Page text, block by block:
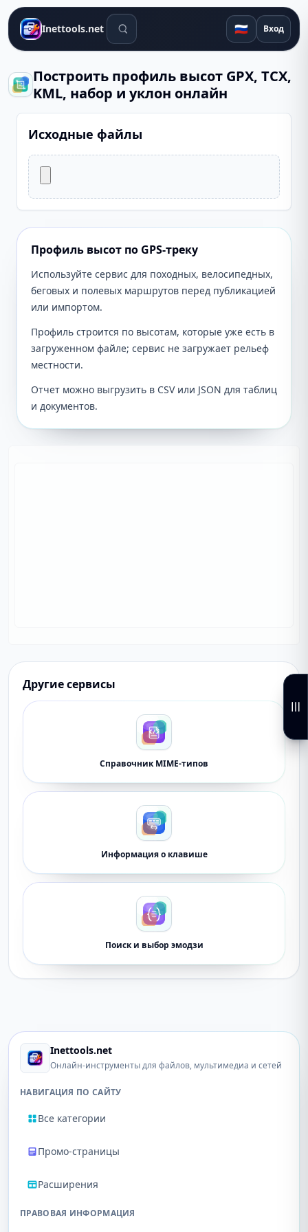
Inettools.net Поиск инструментов 🇷🇺 Вход
Построить профиль высот GPX, TCX,
KML, набор и уклон онлайн
Исходные файлы
Профиль высот по GPS-треку
Используйте сервис для походных, велосипедных,
беговых и полевых маршрутов перед публикацией
или импортом.
Профиль строится по высотам, которые уже есть в
загруженном файле; сервис не загружает рельеф
местности.
Отчет можно выгрузить в CSV или JSON для таблиц
и документов.
Другие сервисы
Справочник MIME-типов
Информация о клавише
Поиск и выбор эмодзи
Inettools.net
Онлайн-инструменты для файлов, мультимедиа и сетей
НАВИГАЦИЯ ПО САЙТУ
Все категории
Промо-страницы
Расширения
ПРАВОВАЯ ИНФОРМАЦИЯ